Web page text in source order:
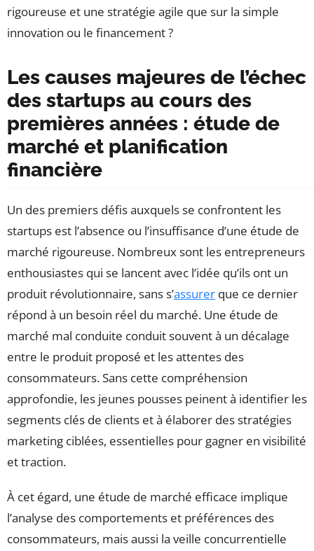
rigoureuse et une stratégie agile que sur la simple
innovation ou le financement ?
Les causes majeures de l’échec
des startups au cours des
premières années : étude de
marché et planification
financière
Un des premiers défis auxquels se confrontent les
startups est l’absence ou l’insuffisance d’une étude de
marché rigoureuse. Nombreux sont les entrepreneurs
enthousiastes qui se lancent avec l’idée qu’ils ont un
produit révolutionnaire, sans s’assurer que ce dernier
répond à un besoin réel du marché. Une étude de
marché mal conduite conduit souvent à un décalage
entre le produit proposé et les attentes des
consommateurs. Sans cette compréhension
approfondie, les jeunes pousses peinent à identifier les
segments clés de clients et à élaborer des stratégies
marketing ciblées, essentielles pour gagner en visibilité
et traction.
À cet égard, une étude de marché efficace implique
l’analyse des comportements et préférences des
consommateurs, mais aussi la veille concurrentielle